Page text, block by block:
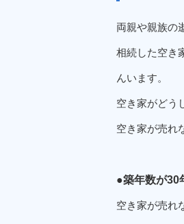
両親や親族の
相続した空き
んいます。
空き家がどう
空き家が売れ
●築年数が30
空き家が売れ